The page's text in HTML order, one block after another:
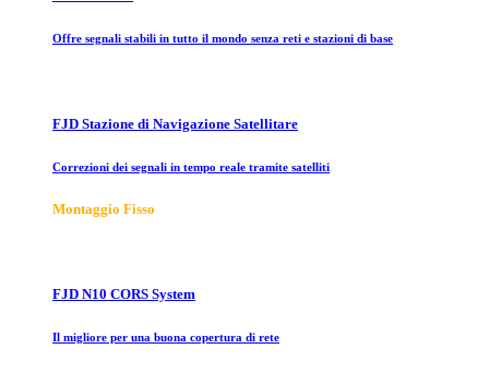
Offre segnali stabili in tutto il mondo senza reti e stazioni di base
FJD Stazione di Navigazione Satellitare
Correzioni dei segnali in tempo reale tramite satelliti
Montaggio Fisso
FJD N10 CORS System
Il migliore per una buona copertura di rete